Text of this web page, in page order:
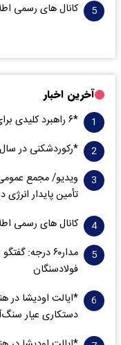
کانال های رسمی
آخرین اخبار
*۶ راهبرد کلیدی برای تحول در گروه فولاد مبارکه*
*رکوردشکنی در
ویدیو/ مجمع عمومی
تأمین پایدار انرژی
کانال های رسمی
مدار‌۶٠ درجه:
فولادسنگان
*ایالت اودیشا در
دستکاری عیار